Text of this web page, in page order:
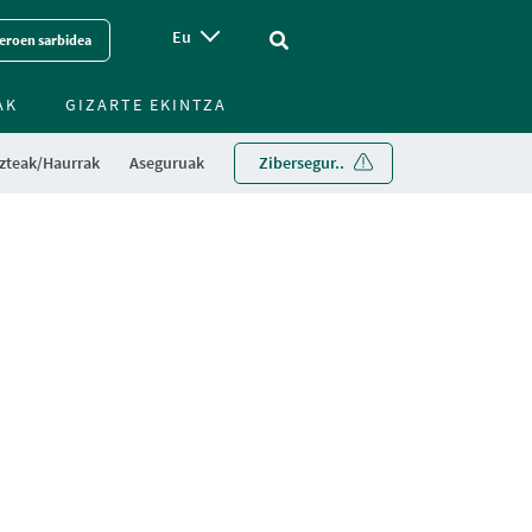
sarbidea Eu Vinculo - Buscar en la web
Haurrak Aseguruak Zibersegur..
GIZARTE EKINTZA